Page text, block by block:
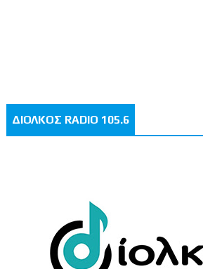
ΔΙΟΛΚΟΣ RADIO 105.6